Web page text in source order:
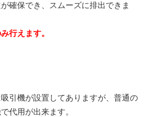
確保でき、スムーズに排出できま
行えます。
引機が設置してありますが、普通の
代用が出来ます。